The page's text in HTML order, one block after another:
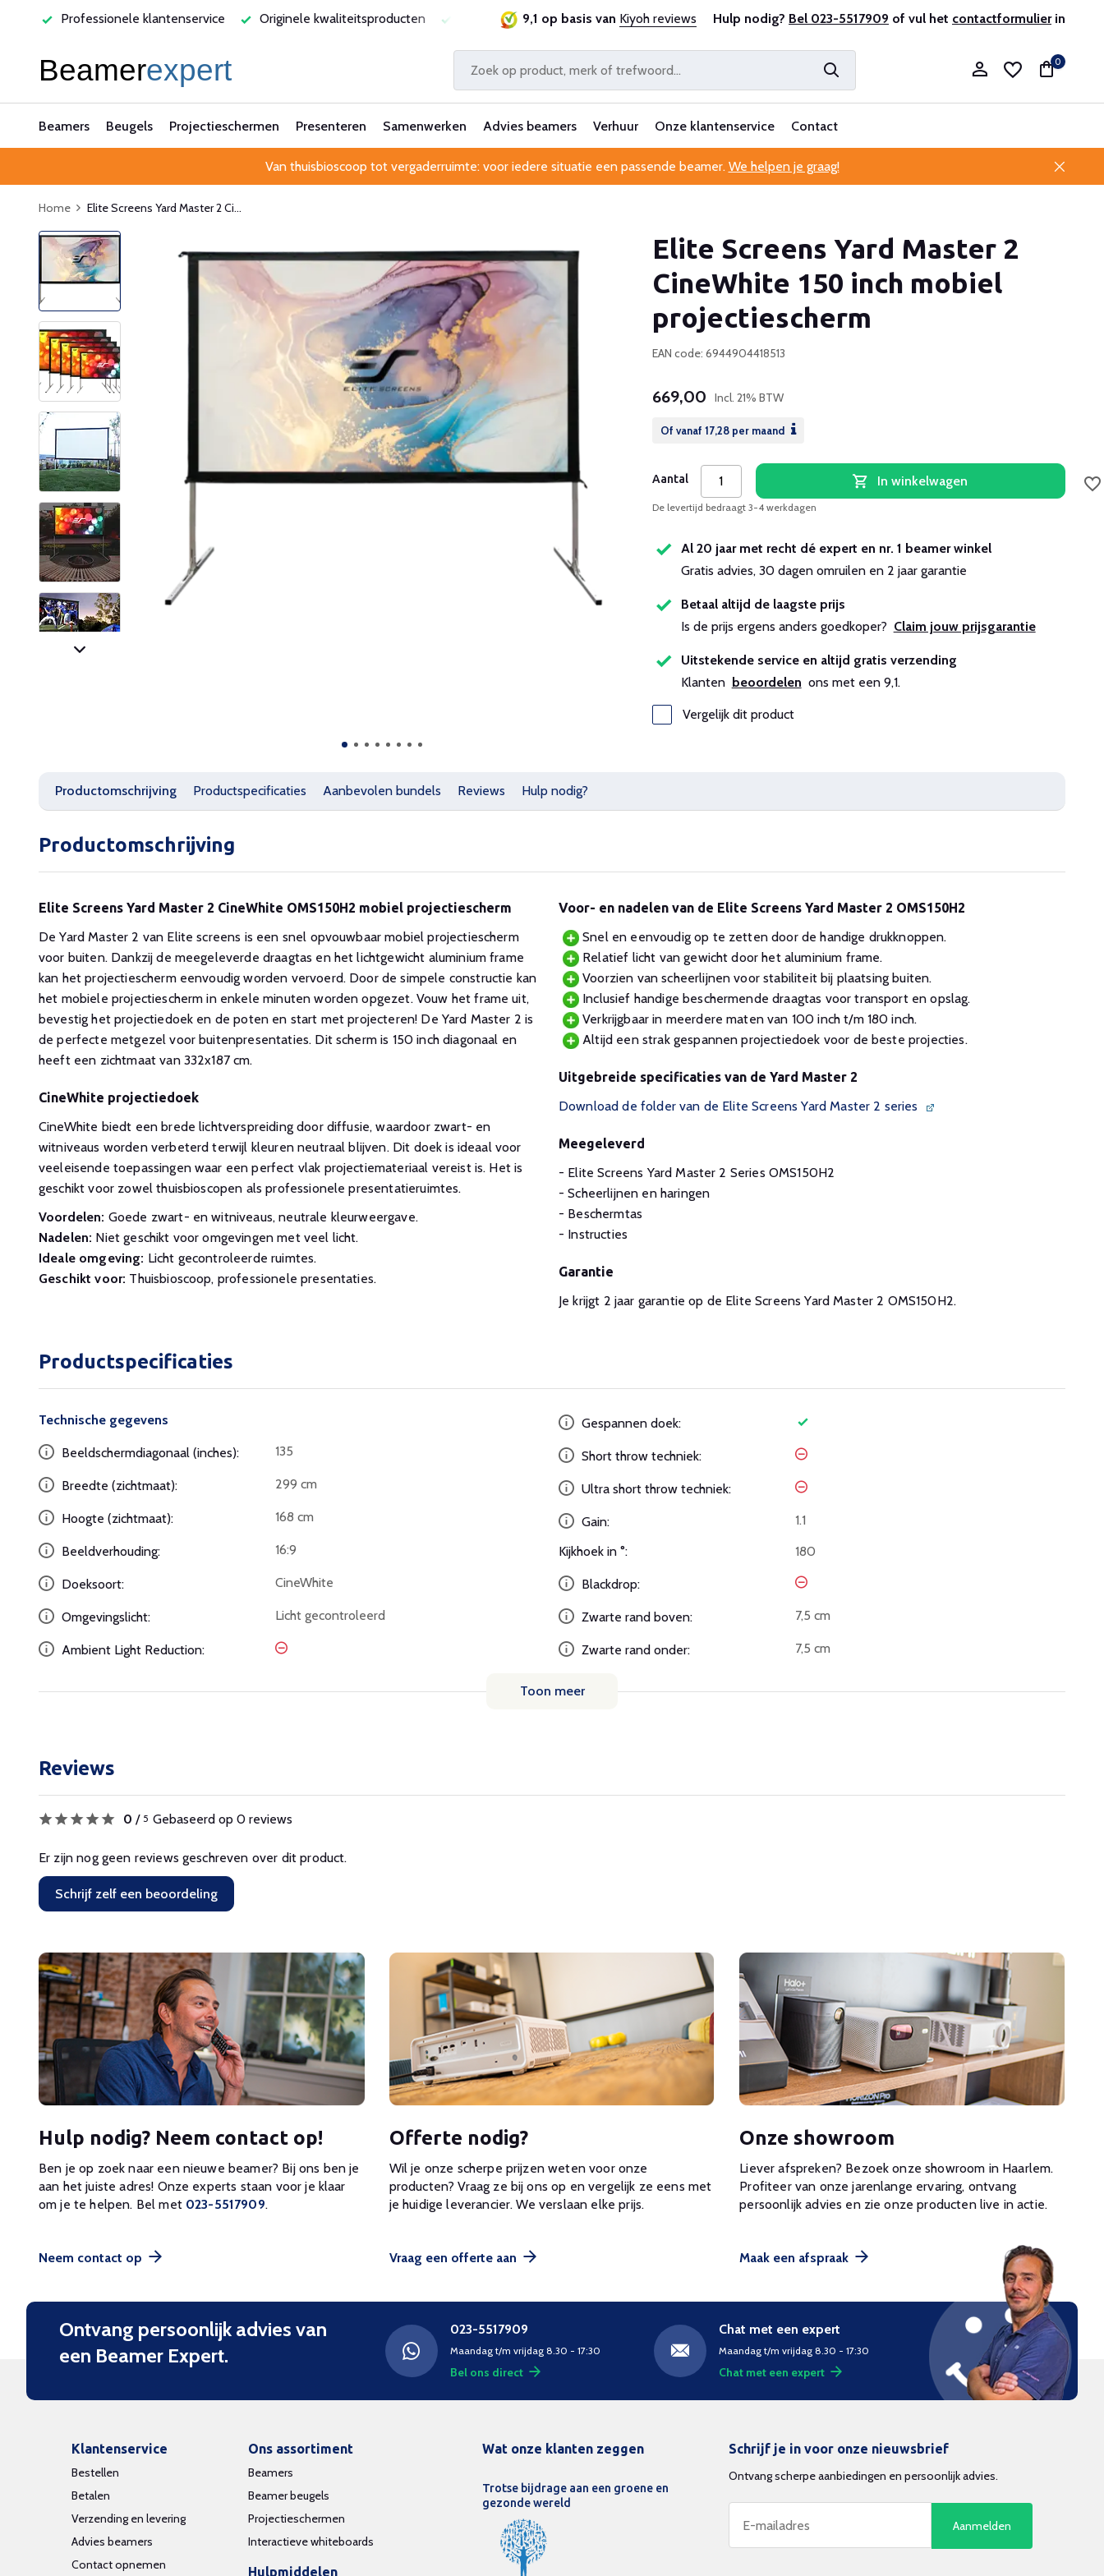
Professionele klantenservice Originele kwaliteitsproducten Laagste prijsgarantie Al 25 jaar betrouwbaar en ervaren Professionele klantenservice
9,1 op basis van Kiyoh reviews Hulp nodig? Bel 023-5517909 of vul het contactformulierin
Account aanmaken
0
Beamers Beugels Projectieschermen Presenteren Samenwerken Advies beamers Verhuur Onze klantenservice Contact
Van thuisbioscoop tot vergaderruimte: voor iedere situatie een passende beamer. We helpen je graag!
Home Elite Screens Yard Master 2 Ci...
Elite Screens Yard Master 2
CineWhite 150 inch mobiel
projectiescherm
EAN code: 6944904418513
669,00 Incl. 21% BTW
Of vanaf 17,28per maand
Aantal In winkelwagen
De levertijd bedraagt 3-4 werkdagen
Al 20 jaar met recht dé expert en nr. 1 beamer winkel
Gratis advies, 30 dagen omruilen en 2 jaar garantie
Betaal altijd de laagste prijs
Is de prijs ergens anders goedkoper? Claim jouw prijsgarantie
Uitstekende service en altijd gratis verzending
Klanten beoordelen ons met een 9,1.
Vergelijk dit product
Productomschrijving Productspecificaties Aanbevolen bundels Reviews Hulp nodig?
Productomschrijving
Elite Screens Yard Master 2 CineWhite OMS150H2 mobiel projectiescherm
De Yard Master 2 van Elite screens is een snel opvouwbaar mobiel projectiescherm
voor buiten. Dankzij de meegeleverde draagtas en het lichtgewicht aluminium frame
kan het projectiescherm eenvoudig worden vervoerd. Door de simpele constructie kan
het mobiele projectiescherm in enkele minuten worden opgezet. Vouw het frame uit,
bevestig het projectiedoek en de poten en start met projecteren! De Yard Master 2 is
de perfecte metgezel voor buitenpresentaties. Dit scherm is 150 inch diagonaal en
heeft een zichtmaat van 332x187 cm.
CineWhite projectiedoek
CineWhite biedt een brede lichtverspreiding door diffusie, waardoor zwart- en
witniveaus worden verbeterd terwijl kleuren neutraal blijven. Dit doek is ideaal voor
veeleisende toepassingen waar een perfect vlak projectiemateriaal vereist is. Het is
geschikt voor zowel thuisbioscopen als professionele presentatieruimtes.
Voordelen: Goede zwart- en witniveaus, neutrale kleurweergave.
Nadelen: Niet geschikt voor omgevingen met veel licht.
Ideale omgeving: Licht gecontroleerde ruimtes.
Geschikt voor: Thuisbioscoop, professionele presentaties.
Voor- en nadelen van de Elite Screens Yard Master 2 OMS150H2
Snel en eenvoudig op te zetten door de handige drukknoppen.
Relatief licht van gewicht door het aluminium frame.
Voorzien van scheerlijnen voor stabiliteit bij plaatsing buiten.
Inclusief handige beschermende draagtas voor transport en opslag.
Verkrijgbaar in meerdere maten van 100 inch t/m 180 inch.
Altijd een strak gespannen projectiedoek voor de beste projecties.
Uitgebreide specificaties van de Yard Master 2
Download de folder van de Elite Screens Yard Master 2 series
Meegeleverd
- Elite Screens Yard Master 2 Series OMS150H2
- Scheerlijnen en haringen
- Beschermtas
- Instructies
Garantie
Je krijgt 2 jaar garantie op de Elite Screens Yard Master 2 OMS150H2.
Productspecificaties
Technische gegevens
Beeldschermdiagonaal (inches): 135
Breedte (zichtmaat): 299 cm
Hoogte (zichtmaat): 168 cm
Beeldverhouding: 16:9
Doeksoort: CineWhite
Omgevingslicht: Licht gecontroleerd
Ambient Light Reduction:
Gespannen doek:
Short throw techniek:
Ultra short throw techniek:
Gain:
1.1
Kijkhoek in °:
180
Blackdrop:
Zwarte rand boven: 7,5 cm
Zwarte rand onder: 7,5 cm
Toon meer
Reviews
0 / 5 Gebaseerd op 0 reviews
Er zijn nog geen reviews geschreven over dit product.
Schrijf zelf een beoordeling
Hulp nodig? Neem contact op!
Ben je op zoek naar een nieuwe beamer? Bij ons ben je
aan het juiste adres! Onze experts staan voor je klaar
om je te helpen. Bel met 023-5517909.
Neem contact op
Offerte nodig?
Wil je onze scherpe prijzen weten voor onze
producten? Vraag ze bij ons op en vergelijk ze eens met
je huidige leverancier. We verslaan elke prijs.
Vraag een offerte aan
Onze showroom
Liever afspreken? Bezoek onze showroom in Haarlem.
Profiteer van onze jarenlange ervaring, ontvang
persoonlijk advies en zie onze producten live in actie.
Maak een afspraak
Ontvang persoonlijk advies van
een Beamer Expert.
023-5517909
Maandag t/m vrijdag 8.30 - 17:30
Bel ons direct
Chat met een expert
Maandag t/m vrijdag 8.30 - 17:30
Chat met een expert
Klantenservice
Bestellen
Betalen
Verzending en levering
Advies beamers
Contact opnemen
Ons assortiment
Beamers
Beamer beugels
Projectieschermen
Interactieve whiteboards
Hulpmiddelen
Wat onze klanten zeggen
Trotse bijdrage aan een groene en
gezonde wereld
Schrijf je in voor onze nieuwsbrief
Ontvang scherpe aanbiedingen en persoonlijk advies.
Aanmelden